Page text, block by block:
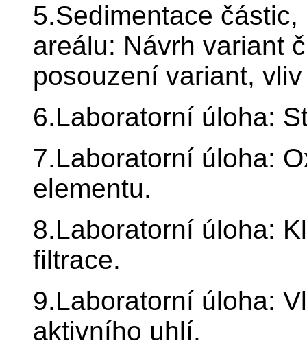
5.Sedimentace
areálu: Návrh variant
posouzení variant,
6.Laboratorní úloha:
7.Laboratorní úloha:
elementu.
8.Laboratorní úloha:
filtrace.
9.Laboratorní úloha:
aktivního uhlí.